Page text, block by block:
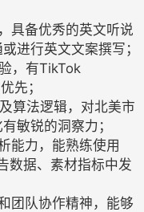
具备优秀的英文听说
进行英文文案撰写；
，有TikTok
先；
算法逻辑，对北美市
敏锐的洞察力；
能力，能熟练使用
数据、素材指标中发
团队协作精神，能够